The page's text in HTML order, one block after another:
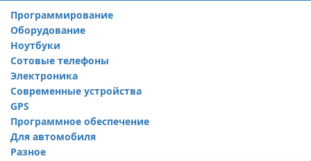
Программирование
Оборудование
Ноутбуки
Сотовые телефоны
Электроника
Современные устройства
GPS
Программное обеспечение
Для автомобиля
Разное